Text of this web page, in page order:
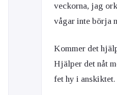
veckorna, jag
vågar inte börja
Kommer det
Hjälper det nåt
fet hy i